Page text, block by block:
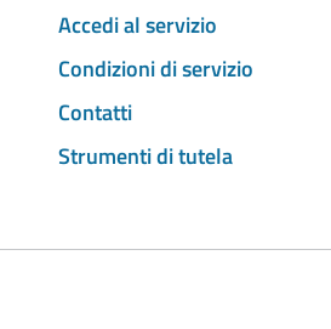
Accedi al servizio
Condizioni di servizio
Contatti
Strumenti di tutela